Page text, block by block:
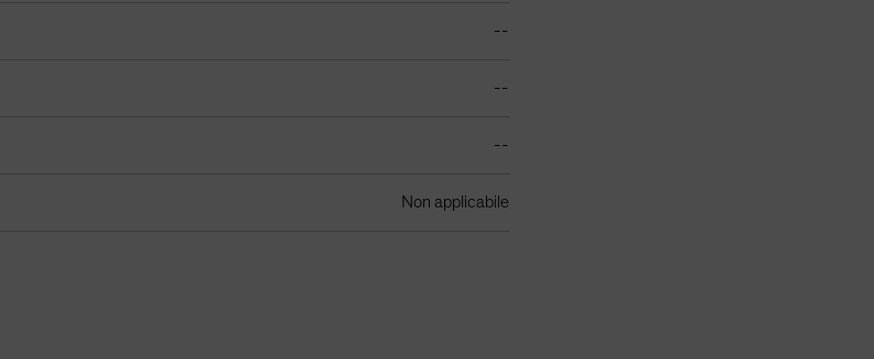
--
--
--
Non applicabile